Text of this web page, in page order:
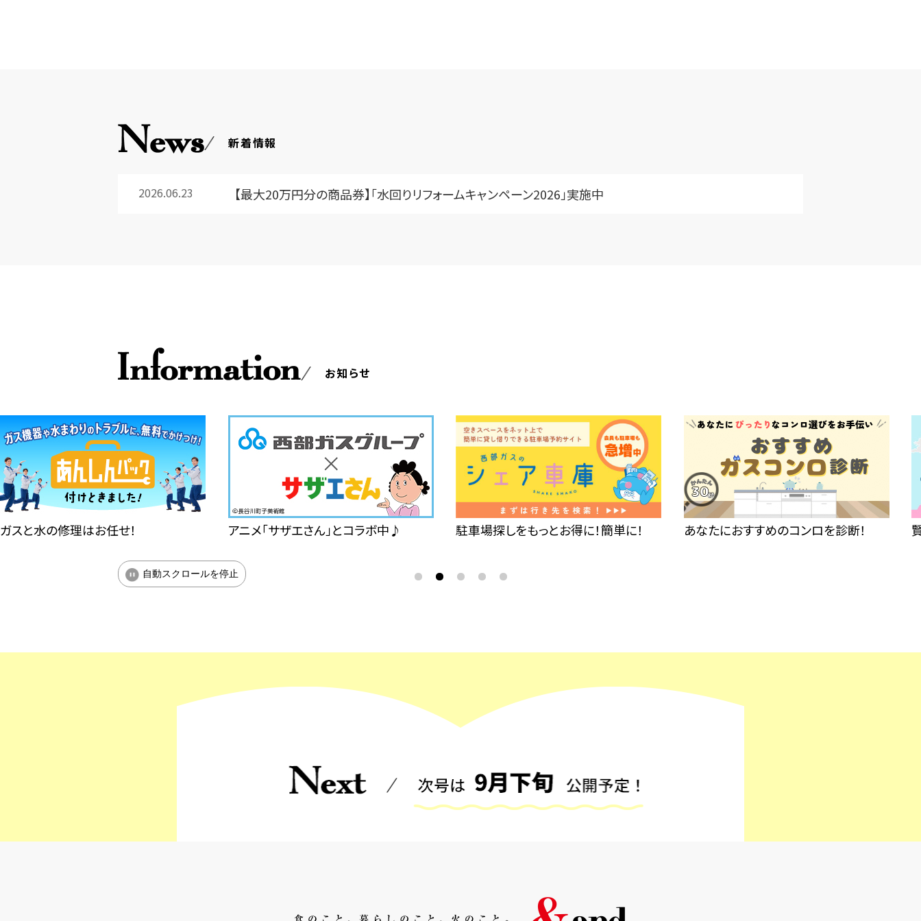
新着情報
2026.06.23 【最大20万円分の商品券】「水回りリフォームキャンペーン2026」実施中
お知らせ
スと水の修理はお任せ！ アニメ「サザエさん」とコラボ中♪ 駐車場探しをもっとお得に！簡単に！ あなたにおすすめのコンロを診断！
自動スクロールを停止